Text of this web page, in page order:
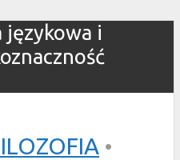
językowa i
•